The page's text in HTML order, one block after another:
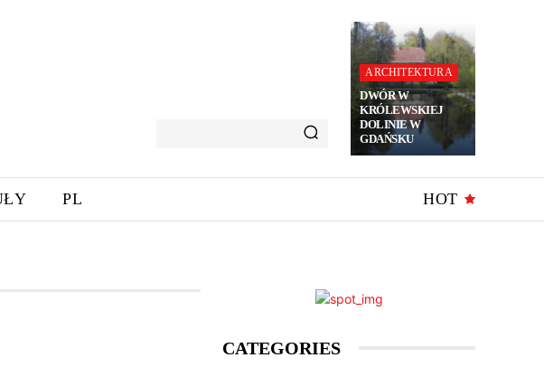
ARCHITEKTURA
DWÓR W
KRÓLEWSKIEJ
DOLINIE W
GDAŃSKU
PL HOT
CATEGORIES